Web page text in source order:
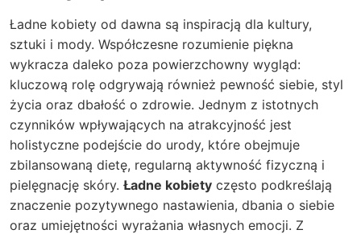
Ładne kobiety od dawna są inspiracją dla kultury,
sztuki i mody. Współczesne rozumienie piękna
wykracza daleko poza powierzchowny wygląd:
kluczową rolę odgrywają również pewność siebie, styl
życia oraz dbałość o zdrowie. Jednym z istotnych
czynników wpływających na atrakcyjność jest
holistyczne podejście do urody, które obejmuje
zbilansowaną dietę, regularną aktywność fizyczną i
pielęgnację skóry. Ładne kobiety często podkreślają
znaczenie pozytywnego nastawienia, dbania o siebie
oraz umiejętności wyrażania własnych emocji. Z